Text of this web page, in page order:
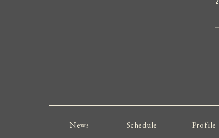
News Schedule Profile